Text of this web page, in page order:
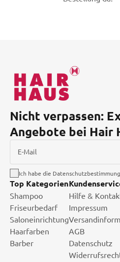
Nicht verpassen:
Angebote bei Hair
E-Mail
Ich habe die
Top Kategorien
Shampoo
Friseurbedarf
Saloneinrichtung
Haarfarben
Barber
Hilfe &
Impressum
AGB
Datenschutz